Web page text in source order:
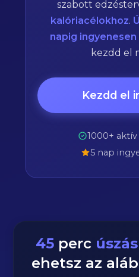
szabott
kalóriacélokhoz.
napig ingyenesen
kezdd el
Kezdd el
1000+
5 nap
45 perc úszás
ehetsz az